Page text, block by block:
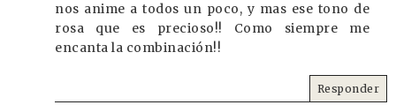
nos anime a todos un poco, y mas ese tono de
rosa que es precioso!! Como siempre me
encanta la combinación!!
Responder